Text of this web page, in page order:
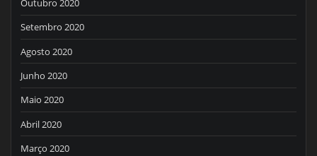
Outubro 2020
Setembro 2020
Agosto 2020
Junho 2020
Maio 2020
Abril 2020
Março 2020